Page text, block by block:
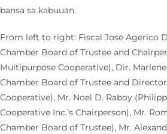
bansa sa kabuuan.
From left to right: Fiscal Jose Agerico
Chamber Board of Trustee and
Multipurpose Cooperative), Dir.
Chamber Board of Trustee and
Cooperative), Mr. Noel D. Raboy
Cooperative Inc.’s Chairperson), Mr.
Chamber Board of Trustee), Mr.